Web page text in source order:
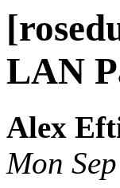
LAN
Alex
Mon